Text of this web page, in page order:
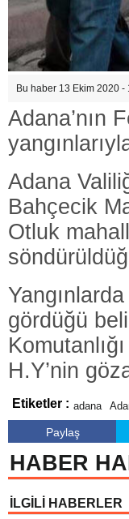
Bu haber 13 Ekim 2020
Adana’nın
Adana
Bahçecik
Otluk
gördüğü
H.Y’nin
Etiketler : adana
Paylaş
HABER
İLGİLİ HABERLER